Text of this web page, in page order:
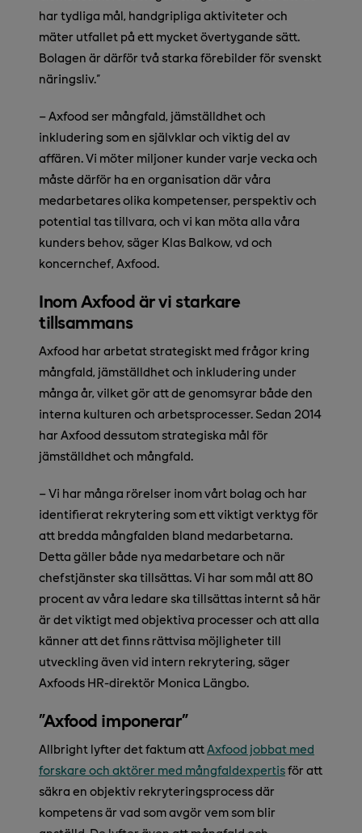
har tydliga mål, handgripliga aktiviteter och
mäter utfallet på ett mycket övertygande sätt.
Bolagen är därför två starka förebilder för svenskt
näringsliv."
– Axfood ser mångfald, jämställdhet och
inkludering som en självklar och viktig del av
affären. Vi möter miljoner kunder varje vecka och
måste därför ha en organisation där våra
medarbetares olika kompetenser, perspektiv och
potential tas tillvara, och vi kan möta alla våra
kunders behov, säger Klas Balkow, vd och
koncernchef, Axfood.
Inom Axfood är vi starkare
tillsammans
Axfood har arbetat strategiskt med frågor kring
mångfald, jämställdhet och inkludering under
många år, vilket gör att de genomsyrar både den
interna kulturen och arbetsprocesser. Sedan 2014
har Axfood dessutom strategiska mål för
jämställdhet och mångfald.
– Vi har många rörelser inom vårt bolag och har
identifierat rekrytering som ett viktigt verktyg för
att bredda mångfalden bland medarbetarna.
Detta gäller både nya medarbetare och när
chefstjänster ska tillsättas. Vi har som mål att 80
procent av våra ledare ska tillsättas internt så här
är det viktigt med objektiva processer och att alla
känner att det finns rättvisa möjligheter till
utveckling även vid intern rekrytering, säger
Axfoods HR-direktör Monica Längbo.
"Axfood imponerar"
Allbright lyfter det faktum attAxfood jobbat med
forskare och aktörer med mångfaldexpertisför att
säkra en objektiv rekryteringsprocess där
kompetens är vad som avgör vem som blir